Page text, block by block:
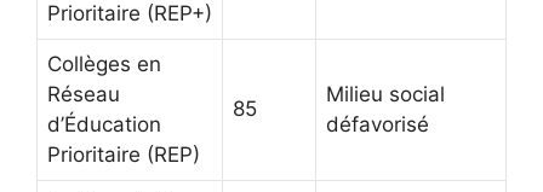
Prioritaire (REP+)
Collèges en
Réseau
d’Éducation
Prioritaire (REP)
85
Milieu social
défavorisé